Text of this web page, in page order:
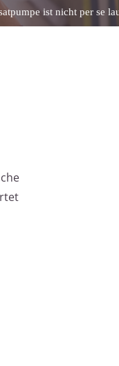
ist nicht per se